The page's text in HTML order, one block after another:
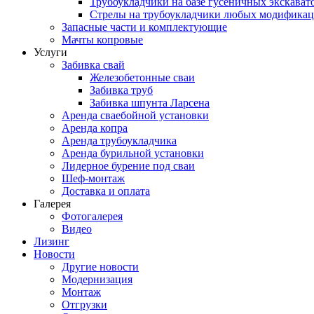
Стрелы на трубоукладчики любых
Запасные части и комплектующие
Мачты копровые
Услуги
Забивка свай
Железобетонные сваи
Забивка труб
Забивка шпунта Ларсена
Аренда сваебойной установки
Аренда копра
Аренда трубоукладчика
Аренда бурильной установки
Лидерное бурение под сваи
Шеф-монтаж
Доставка и оплата
Галерея
Фотогалерея
Видео
Лизинг
Новости
Другие новости
Модернизация
Монтаж
Отгрузки